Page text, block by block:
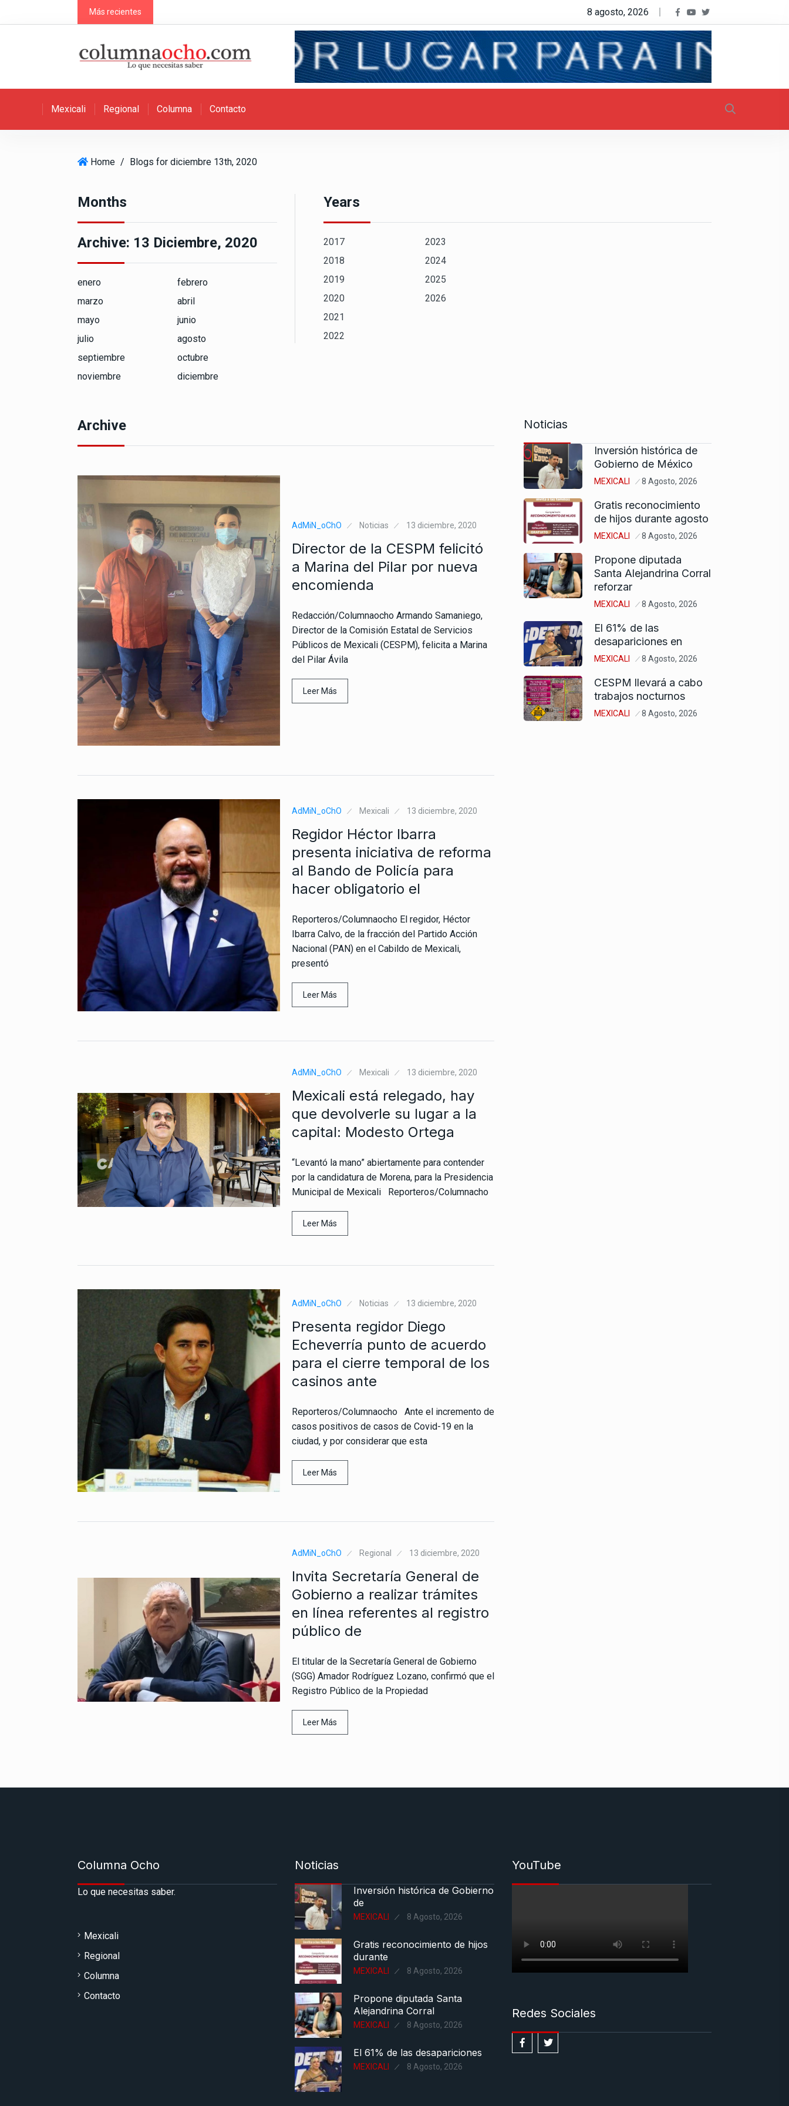
k
Más recientes 8 agosto, 2026
Mexicali Regional Columna Contacto
Home / Blogs for diciembre 13th, 2020
Months
Archive: 13 Diciembre, 2020
enero
febrero
marzo
abril
mayo
junio
julio
agosto
septiembre
octubre
noviembre
diciembre
Years
2017
2018
2019
2020
2021
2022
2023
2024
2025
2026
Archive
AdMiN_oChO Noticias 13 diciembre, 2020
Director de la CESPM felicitó
a Marina del Pilar por nueva
encomienda
Redacción/Columnaocho Armando Samaniego,
Director de la Comisión Estatal de Servicios
Públicos de Mexicali (CESPM), felicita a Marina
del Pilar Ávila
Leer Más
AdMiN_oChO Mexicali 13 diciembre, 2020
Regidor Héctor Ibarra
presenta iniciativa de reforma
al Bando de Policía para
hacer obligatorio el
Reporteros/Columnaocho El regidor, Héctor
Ibarra Calvo, de la fracción del Partido Acción
Nacional (PAN) en el Cabildo de Mexicali,
presentó
Leer Más
AdMiN_oChO Mexicali 13 diciembre, 2020
Mexicali está relegado, hay
que devolverle su lugar a la
capital: Modesto Ortega
“Levantó la mano” abiertamente para contender
por la candidatura de Morena, para la Presidencia
Municipal de Mexicali Reporteros/Columnacho
Leer Más
AdMiN_oChO Noticias 13 diciembre, 2020
Presenta regidor Diego
Echeverría punto de acuerdo
para el cierre temporal de los
casinos ante
Reporteros/Columnaocho Ante el incremento de
casos positivos de casos de Covid-19 en la
ciudad, y por considerar que esta
Leer Más
AdMiN_oChO Regional 13 diciembre, 2020
Invita Secretaría General de
Gobierno a realizar trámites
en línea referentes al registro
público de
El titular de la Secretaría General de Gobierno
(SGG) Amador Rodríguez Lozano, confirmó que el
Registro Público de la Propiedad
Leer Más
Noticias
Inversión histórica de
Gobierno de México
MEXICALI 8 Agosto, 2026
Gratis reconocimiento
de hijos durante agosto
MEXICALI 8 Agosto, 2026
Propone diputada
Santa Alejandrina Corral
reforzar
MEXICALI 8 Agosto, 2026
El 61% de las
desapariciones en
MEXICALI 8 Agosto, 2026
CESPM llevará a cabo
trabajos nocturnos
MEXICALI 8 Agosto, 2026
Columna Ocho
Lo que necesitas saber.
Mexicali
Regional
Columna
Contacto
Noticias
Inversión histórica de Gobierno
de
MEXICALI 8 Agosto, 2026
Gratis reconocimiento de hijos
durante
MEXICALI 8 Agosto, 2026
Propone diputada Santa
Alejandrina Corral
MEXICALI 8 Agosto, 2026
El 61% de las desapariciones
MEXICALI 8 Agosto, 2026
YouTube
Redes Sociales